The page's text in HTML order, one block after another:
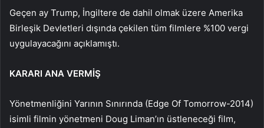
Geçen ay Trump, İngiltere de dahil olmak üzere Amerika
Birleşik Devletleri dışında çekilen tüm filmlere %100 vergi
uygulayacağını açıklamıştı.
KARARI ANA VERMİŞ
Yönetmenliğini Yarının Sınırında (Edge Of Tomorrow-2014)
isimli filmin yönetmeni Doug Liman’ın üstleneceği film,